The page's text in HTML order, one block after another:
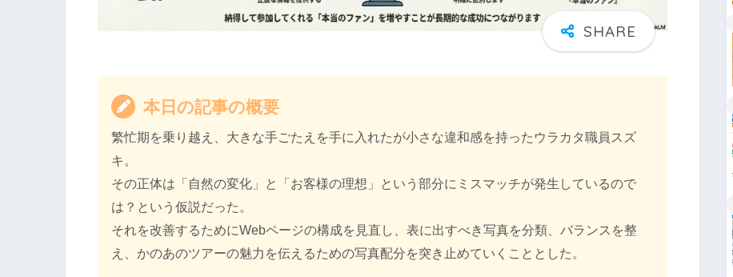
本日の記事の概要
繁忙期を乗り越え、大きな手ごたえを手に入れたが小さな違和感を持ったウラカタ職員スズ
キ。
その正体は「自然の変化」と「お客様の理想」という部分にミスマッチが発生しているので
は？という仮説だった。
それを改善するためにWebページの構成を見直し、表に出すべき写真を分類、バランスを整
え、かのあのツアーの魅力を伝えるための写真配分を突き止めていくこととした。